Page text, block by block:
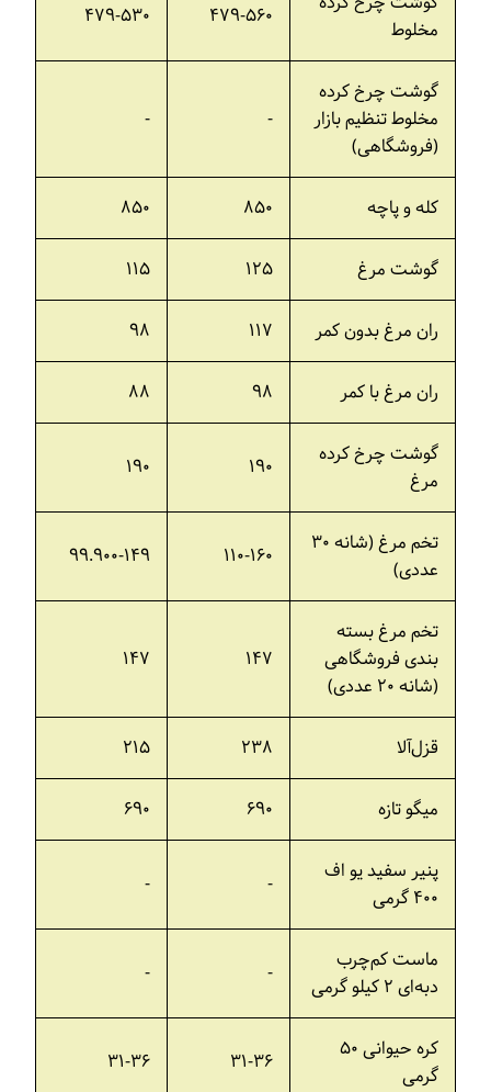
مخلوط
۴۷۹-۵۶۰ ۴۷۹-۵۳۰
گوشت چرخ کرده
مخلوط تنظیم بازار
(فروشگاهی)
-
-
کله و پاچه ۸۵۰ ۸۵۰
گوشت مرغ ۱۲۵ ۱۱۵
ران مرغ بدون کمر ۱۱۷ ۹۸
ران مرغ با کمر ۹۸ ۸۸
گوشت چرخ کرده
مرغ
۱۹۰ ۱۹۰
تخم مرغ (شانه ۳۰
عددی)
۱۱۰-۱۶۰ ۹۹.۹۰۰-۱۴۹
تخم مرغ بسته
بندی فروشگاهی
(شانه ۲۰ عددی)
۱۴۷ ۱۴۷
قزل‌آلا ۲۳۸ ۲۱۵
میگو تازه ۶۹۰ ۶۹۰
پنیر سفید یو اف
۴۰۰ گرمی
-
-
ماست کم‌چرب
دبه‌ای ۲ کیلو گرمی
-
-
کره حیوانی ۵۰
گرمی
۳۱-۳۶ ۳۱-۳۶